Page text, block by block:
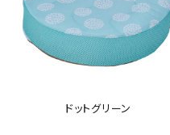
ドットグリーン